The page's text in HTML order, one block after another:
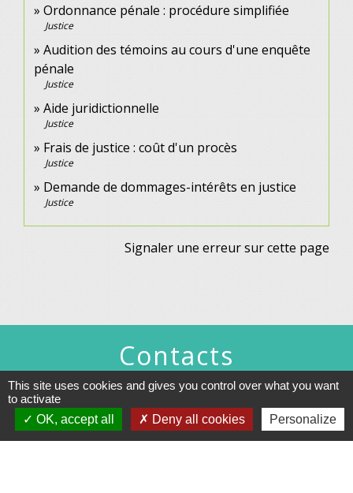
Ordonnance pénale : procédure simplifiée
Justice
Audition des témoins au cours d'une enquête
pénale
Justice
Aide juridictionnelle
Justice
Frais de justice : coût d'un procès
Justice
Demande de dommages-intérêts en justice
Justice
Signaler une erreur sur cette page
Contacts
Commune de Gennes
25660 Gennes - FRANCE
+33 3 81 55 75 32
This site uses cookies and gives you control over what you want
to activate
OK, accept all
Deny all cookies Personalize